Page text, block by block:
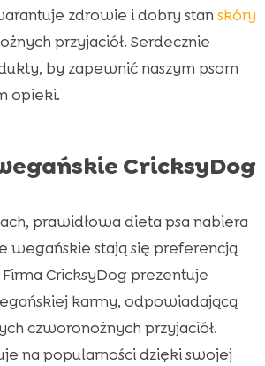
zdrowie i dobry stan skóry
przyjaciół. Serdecznie
by zapewnić naszym psom
opieki.
CricksyDog
prawidłowa dieta psa nabiera
wegańskie stają się preferencją
CricksyDog prezentuje
karmy, odpowiadającą
czworonożnych przyjaciół.
na popularności dzięki swojej